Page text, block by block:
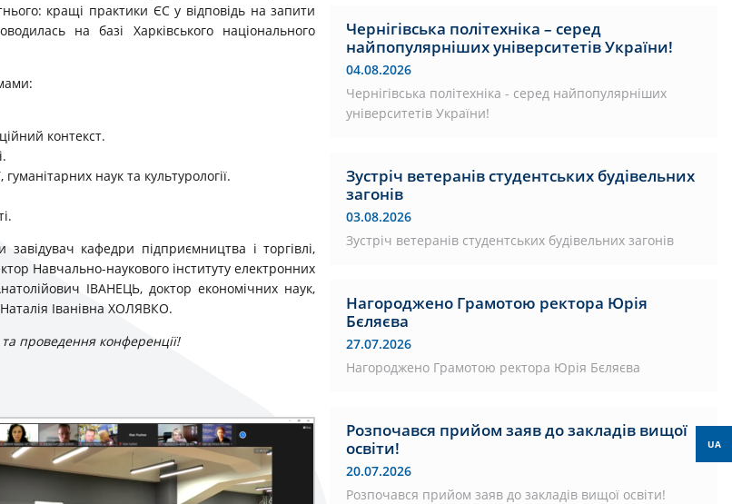
кращі практики ЄС у відповідь на запити
на базі Харківського національного
контекст.
гуманітарних наук та культурології.
завідувач кафедри підприємництва і торгівлі,
Навчально-наукового інституту електронних
ІВАНЕЦЬ, доктор економічних наук,
Іванівна ХОЛЯВКО.
проведення конференції!
Чернігівська політехніка – серед
найпопулярніших університетів України!
04.08.2026
Чернігівська політехніка - серед найпопулярніших
університетів України!
Зустріч ветеранів студентських будівельних
загонів
03.08.2026
Зустріч ветеранів студентських будівельних загонів
Нагороджено Грамотою ректора Юрія
Бєляєва
27.07.2026
Нагороджено Грамотою ректора Юрія Бєляєва
Розпочався прийом заяв до закладів вищої
освіти!
20.07.2026
Розпочався прийом заяв до закладів вищої освіти!
UA